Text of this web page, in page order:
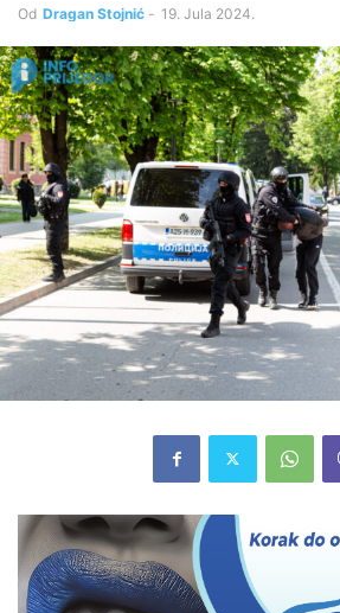
Od Dragan Stojnić - 19. Jula 2024.